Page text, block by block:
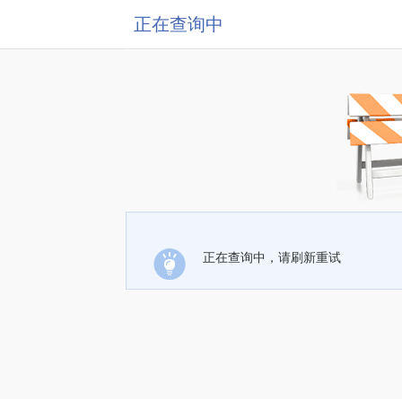
正在查询中
正在查询中，请刷新重试